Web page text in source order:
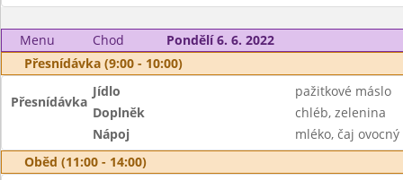
Menu Chod
Pondělí 6. 6. 2022
Přesnídávka (9:00 - 10:00)
Přesnídávka
Jídlo
pažitkové máslo
Doplněk
chléb, zelenina
Nápoj
mléko, čaj ovocný
Oběd (11:00 - 14:00)